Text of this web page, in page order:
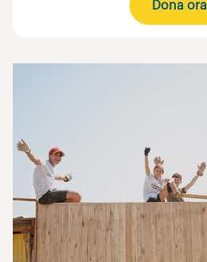
Dona ora